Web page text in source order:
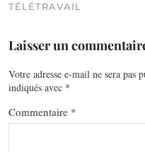
TÉLÉTRAVAIL
Laisser un
Votre adresse e-mail ne sera pas
indiqués avec *
Commentaire *